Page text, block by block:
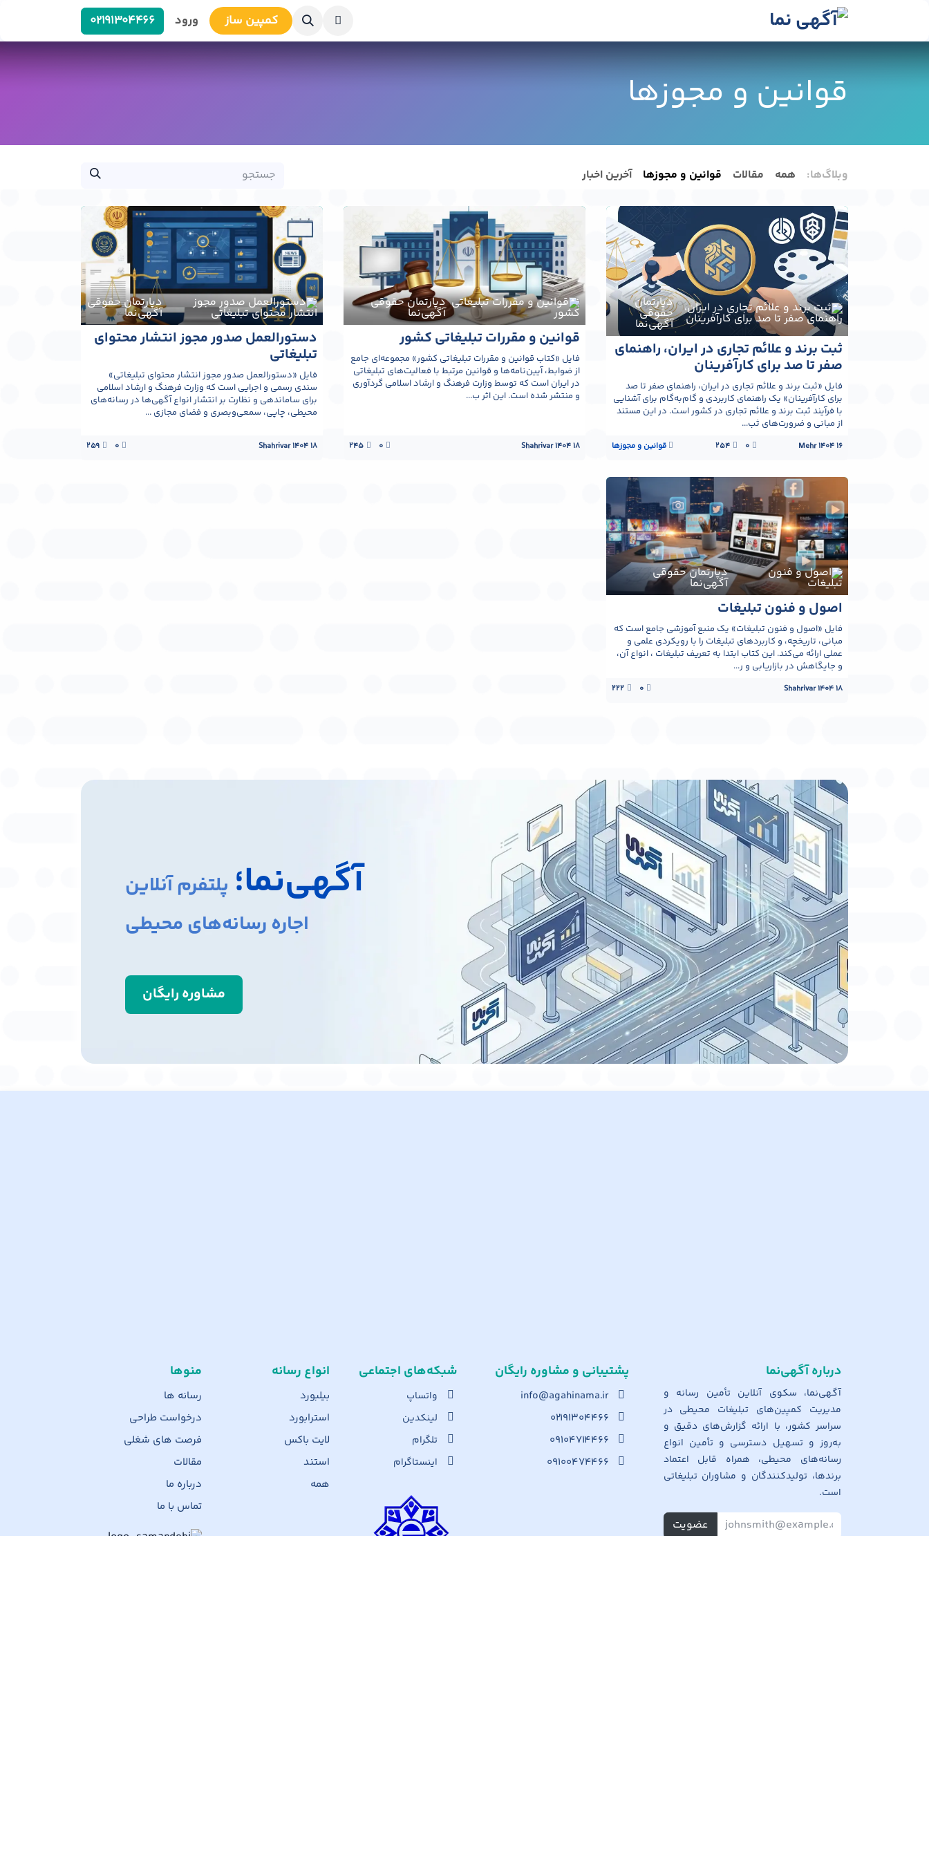
کمپین سا​​ز ورود 0219​1304466
قوانین و مجوزها
وبلاگ‌ها: همه مقالات قوانین و مجوزها آخرین اخبار
دپارتمان
حقوقی
آگهی‌نما
ثبت برند و علائم تجاری در ایران، راهنمای
صفر تا صد برای کارآفرینان
فایل «ثبت برند و علائم تجاری در ایران، راهنمای صفر تا صد
برای کارآفرینان» یک راهنمای کاربردی و گام‌به‌گام برای آشنایی
با فرآیند ثبت برند و علائم تجاری در کشور است. در این مستند
از مبانی و ضرورت‌های ثب...
16 Mehr 1404
0
254 قوانین و مجوزها
دپارتمان حقوقی
آگهی‌نما
قوانین و مقررات تبلیغاتی کشور
فایل «کتاب قوانین و مقررات تبلیغاتی کشور» مجموعه‌ای جامع
از ضوابط، آیین‌نامه‌ها و قوانین مرتبط با فعالیت‌های تبلیغاتی
در ایران است که توسط وزارت فرهنگ و ارشاد اسلامی گردآوری
و منتشر شده است. این اثر ب...
18 Shahrivar 1404
0
245
دپارتمان حقوقی
آگهی‌نما
دستورالعمل صدور مجوز انتشار محتوای
تبلیغاتی
فایل «دستورالعمل صدور مجوز انتشار محتوای تبلیغاتی»
سندی رسمی و اجرایی است که وزارت فرهنگ و ارشاد اسلامی
برای ساماندهی و نظارت بر انتشار انواع آگهی‌ها در رسانه‌های
محیطی، چاپی، سمعی‌وبصری و فضای مجازی ...
18 Shahrivar 1404
0
259
دپارتمان حقوقی
آگهی‌نما
اصول و فنون تبلیغات
فایل «اصول و فنون تبلیغات» یک منبع آموزشی جامع است که
مبانی، تاریخچه، و کاربردهای تبلیغات را با رویکردی علمی و
عملی ارائه می‌کند. این کتاب ابتدا به تعریف تبلیغات ، انواع آن،
و جایگاهش در بازاریابی و ر...
18 Shahrivar 1404
0
222
آگهی‌نما؛ پلتفرم آنلاین
اجاره رسانه‌های محیطی
مشاور​​ه رایگان
منوها
رسانه ها
درخواست طراحی
فرصت های شغلی
مقالات
درباره ما
تماس با ما
انواع رسانه
بیلبورد
استرابورد
لایت باکس
استند
همه
شبکه‌های اجت​ماعی
واتساپ
لینکدین
تلگرام
اینستاگرام
پشتیبانی و مشاوره رایگان
info@agahinama.ir
۰۲۱۹۱۳۰۴۴۶۶
۰۹۱۰۴۷۱۴۴۶۶
۰۹۱۰۰۴۷۴۴۶۶
درباره آگهی‌نما
آگهی‌نما، سکوی آنلاین تأمین رسانه و
مدیریت کمپین‌های تبلیغات محیطی در
سراسر کشور، با ارائه گزارش‌های دقیق و
به‌روز و تسهیل دسترسی و تأمین انواع
رسانه‌های محیطی، همراه قابل اعتماد
برندها، تولیدکنندگان و مشاوران تبلیغاتی
است.
عضویت